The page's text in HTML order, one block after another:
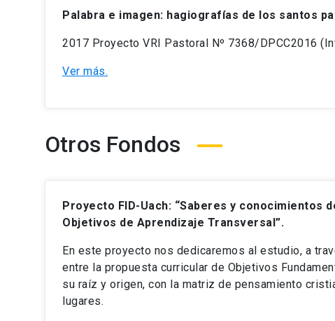
Palabra e imagen: hagiografías de los santos
2017 Proyecto VRI Pastoral Nº 7368/DPCC2016
Ver más.
Otros Fondos
Proyecto FID-Uach: “Saberes y conocimientos
Objetivos de Aprendizaje Transversal”.
En este proyecto nos dedicaremos al estudio, a
entre la propuesta curricular de Objetivos
su raíz y origen, con la matriz de pensamiento
lugares.